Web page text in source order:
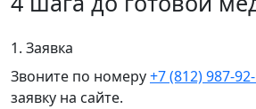
1. Заявка
Звоните по номеру+7 (812) 987-
заявку на сайте.